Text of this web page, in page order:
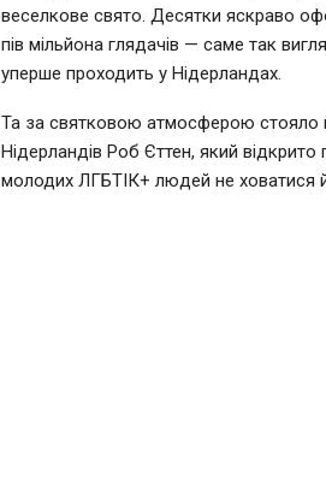
веселкове свято. Десятки яскраво
пів мільйона глядачів — саме так
уперше проходить у Нідерландах.
Та за святковою атмосферою стояло
Нідерландів Роб Єттен, який
молодих ЛГБТІК+ людей не ховатися